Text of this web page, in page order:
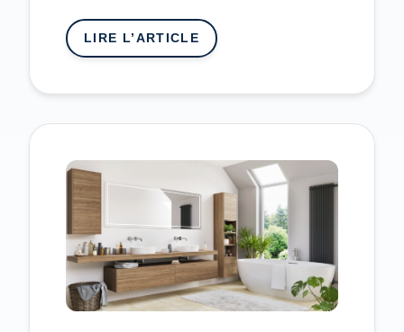
LIRE L’ARTICLE
:
POUR
SON
RAVALEMENT
À
FOREST
ET
BRUXELLES